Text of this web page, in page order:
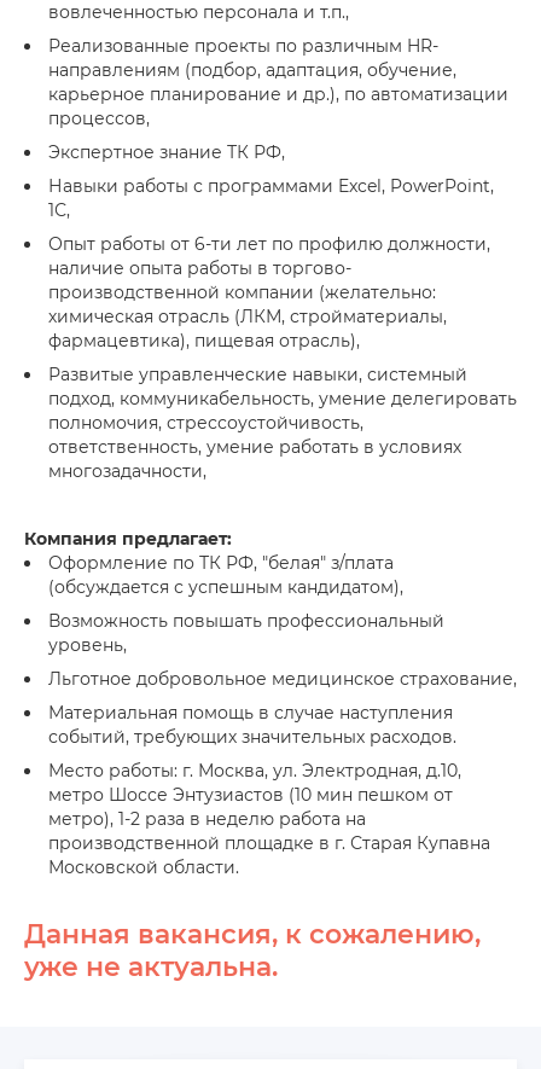
вовлеченностью персонала и т.п.,
Реализованные проекты по различным HR-
направлениям (подбор, адаптация, обучение,
карьерное планирование и др.), по автоматизации
процессов,
Экспертное знание ТК РФ,
Навыки работы с программами Excel, PowerPoint,
1С,
Опыт работы от 6-ти лет по профилю должности,
наличие опыта работы в торгово-
производственной компании (желательно:
химическая отрасль (ЛКМ, стройматериалы,
фармацевтика), пищевая отрасль),
Развитые управленческие навыки, системный
подход, коммуникабельность, умение делегировать
полномочия, стрессоустойчивость,
ответственность, умение работать в условиях
многозадачности,
Компания предлагает:
Оформление по ТК РФ, "белая" з/плата
(обсуждается с успешным кандидатом),
Возможность повышать профессиональный
уровень,
Льготное добровольное медицинское страхование,
Материальная помощь в случае наступления
событий, требующих значительных расходов.
Место работы: г. Москва, ул. Электродная, д.10,
метро Шоссе Энтузиастов (10 мин пешком от
метро), 1-2 раза в неделю работа на
производственной площадке в г. Старая Купавна
Московской области.
Данная вакансия, к сожалению,
уже не актуальна.